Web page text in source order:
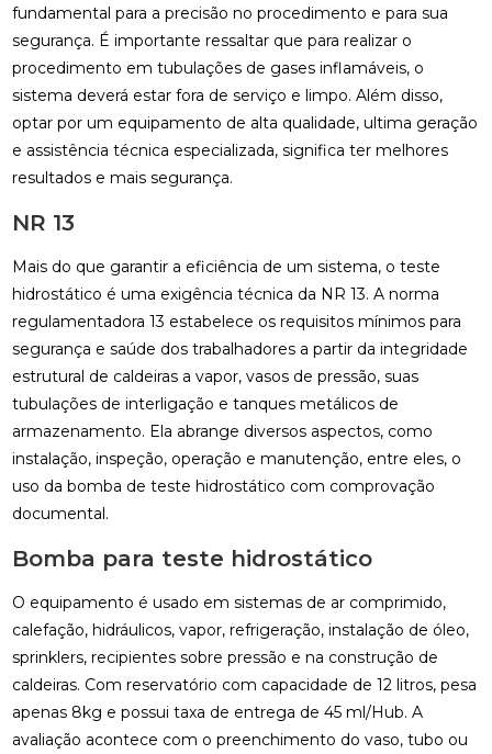
fundamental para a precisão no procedimento e para sua
segurança. É importante ressaltar que para realizar o
procedimento em tubulações de gases inflamáveis, o
sistema deverá estar fora de serviço e limpo. Além disso,
optar por um equipamento de alta qualidade, ultima geração
e assistência técnica especializada, significa ter melhores
resultados e mais segurança.
NR 13
Mais do que garantir a eficiência de um sistema, o teste
hidrostático é uma exigência técnica da NR 13. A norma
regulamentadora 13 estabelece os requisitos mínimos para
segurança e saúde dos trabalhadores a partir da integridade
estrutural de caldeiras a vapor, vasos de pressão, suas
tubulações de interligação e tanques metálicos de
armazenamento. Ela abrange diversos aspectos, como
instalação, inspeção, operação e manutenção, entre eles, o
uso da bomba de teste hidrostático com comprovação
documental.
Bomba para teste hidrostático
O equipamento é usado em sistemas de ar comprimido,
calefação, hidráulicos, vapor, refrigeração, instalação de óleo,
sprinklers, recipientes sobre pressão e na construção de
caldeiras. Com reservatório com capacidade de 12 litros, pesa
apenas 8kg e possui taxa de entrega de 45 ml/Hub. A
avaliação acontece com o preenchimento do vaso, tubo ou